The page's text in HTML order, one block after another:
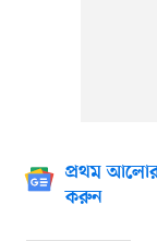
প্রথম
করুন